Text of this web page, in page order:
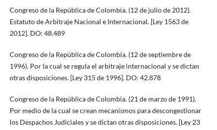
Congreso de la República de Colombia. (12 de julio de 2012).
Estatuto de Arbitraje Nacional e Internacional. [Ley 1563 de
2012]. DO: 48.489
Congreso de la República de Colombia. (12 de septiembre de
1996). Por la cual se regula el arbitraje internacional y se dictan
otras disposiciones. [Ley 315 de 1996]. DO: 42.878
Congreso de la República de Colombia. (21 de marzo de 1991).
Por medio de la cual se crean mecanismos para descongestionar
los Despachos Judiciales y se dictan otras disposiciones. [Ley 23